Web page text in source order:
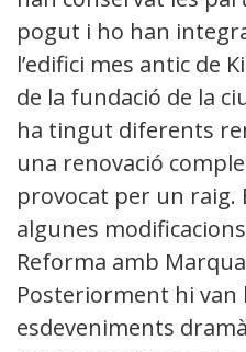
pogut i ho han
l’edifici mes antic de
de la fundació de la
ha tingut diferents
una renovació
provocat per un raig.
algunes
Reforma amb
Posteriorment hi van
esdeveniments